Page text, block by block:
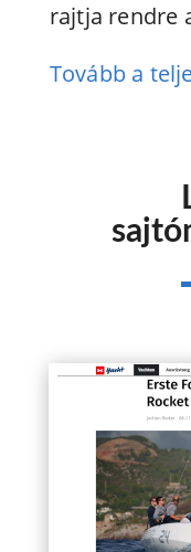
rajtja rendre
Tovább a